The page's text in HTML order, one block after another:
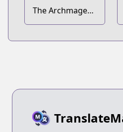
The Archmage
Returns After